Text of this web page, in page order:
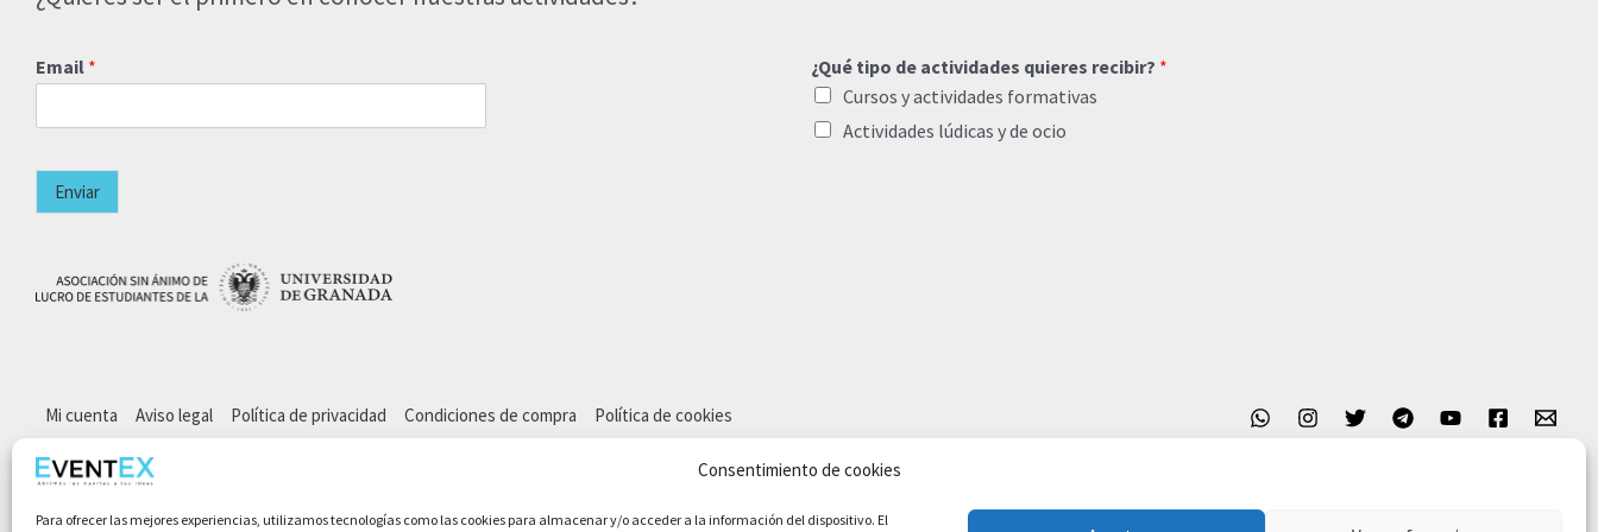
Consentimiento de cookies
Para ofrecer las mejores experiencias, utilizamos tecnologías como las cookies para almacenar y/o acceder a la información del dispositivo. El
Email * ¿Qué tipo de actividades quieres recibir? *
Cursos y actividades formativas
Actividades lúdicas y de ocio
Enviar
Mi cuenta Aviso legal Política de privacidad Condiciones de compra Política de cookies